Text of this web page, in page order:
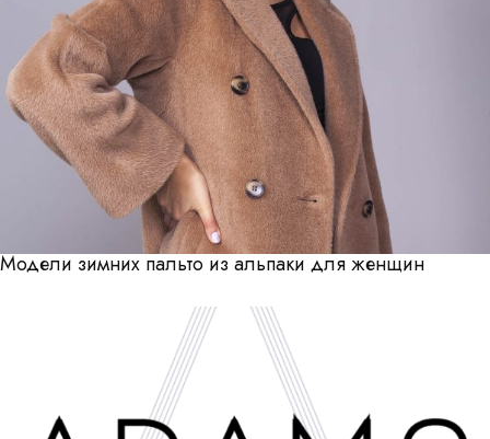
Модели зимних пальто из альпаки для женщин